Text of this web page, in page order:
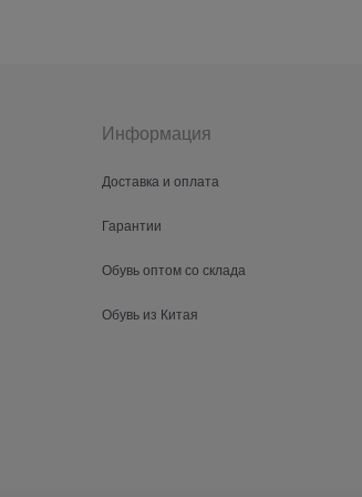
Информация
Доставка и оплата
Гарантии
Обувь оптом со склада
Обувь из Китая